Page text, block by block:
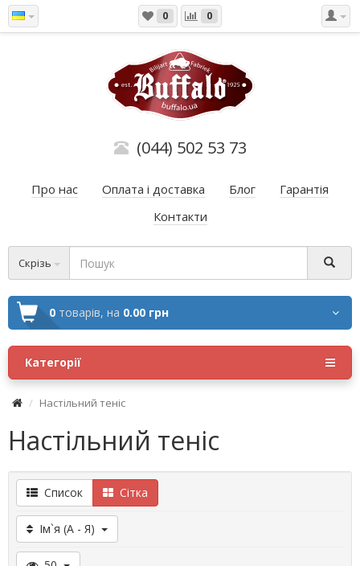
0 0
(044) 502 53 73
Про нас Оплата і доставка Блог
Гарантія
Контакти
Скрізь
0 товарів, на 0.00 грн
Категорії
Настільний теніс
Настільний теніс
Список Сітка
Ім`я (А - Я)